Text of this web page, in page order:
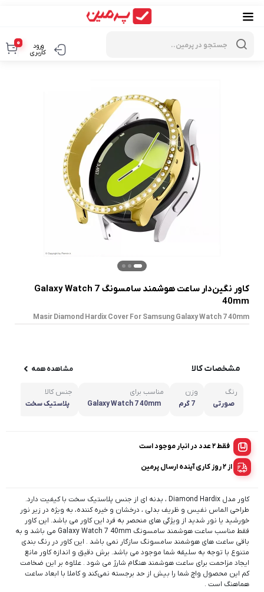
ورود
کاربری
0
کاور نگین‌دار ساعت هوشمند سامسونگ Galaxy Watch 7
40mm
Masir Diamond Hardix Cover For Samsung Galaxy Watch 7 40mm
مشخصات کالا مشاهده همه
رنگ
صورتی
وزن
7 گرم
مناسب برای
Galaxy Watch 7 40mm
جنس کالا
پلاستیک سخت
فقط 2 عدد در انبار موجود است
از ۲ روز کاری آینده ارسال پرمین
کاور مدل Diamond Hardix ، بدنه ای از جنس پلاستیک سخت با کیفیت دارد.
طراحی الماس نفیس و ظریف بدلی ، درخشان و خیره کننده، به ویژه در زیر نور
خورشید یا نور شدید از ویژگی های منحصر به فرد این کاور می باشد. این کاور
فقط مناسب ساعت هوشمند سامسونگ Galaxy Watch 7 40mm می باشد و به
باقی ساعت های هوشمند سامسونگ سازگار نمی باشد . این کاور در رنگ بندی
متنوع با توجه به سلیقه شما موجود می باشد. برش دقیق و اندازه کاور مانع
ایجاد مزاحمت برای ساعت هوشمند هنگام شارژ می شود . علاوه بر این ضخامت
کم این محصول واچ شما را بیش از حد برجسته نمی‌کند و کاملا با ابعاد ساعت
هماهنگ است .